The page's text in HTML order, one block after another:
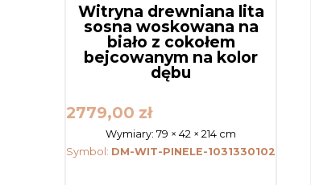
Witryna drewniana lita
sosna woskowana na
biało z cokołem
bejcowanym na kolor
dębu
2779,00 zł
Wymiary:79 × 42 × 214 cm
Symbol: DM-WIT-PINELE-1031330102